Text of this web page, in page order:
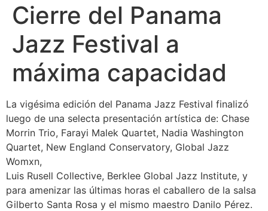
Cierre del Panama
Jazz Festival a
máxima capacidad
La vigésima edición del Panama Jazz Festival finalizó
luego de una selecta presentación artística de: Chase
Morrin Trio, Farayi Malek Quartet, Nadia Washington
Quartet, New England Conservatory, Global Jazz
Womxn,
Luis Rusell Collective, Berklee Global Jazz Institute, y
para amenizar las últimas horas el caballero de la salsa
Gilberto Santa Rosa y el mismo maestro Danilo Pérez.